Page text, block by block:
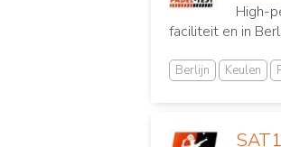
High-
faciliteit en in
Berlijn Keulen